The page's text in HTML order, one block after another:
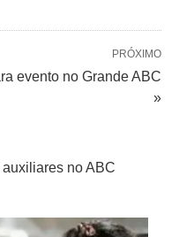
PRÓXIMO
evento no Grande ABC
»
no ABC